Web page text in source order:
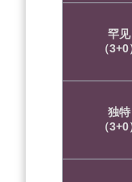
罕见
（3+0
独特
（3+0